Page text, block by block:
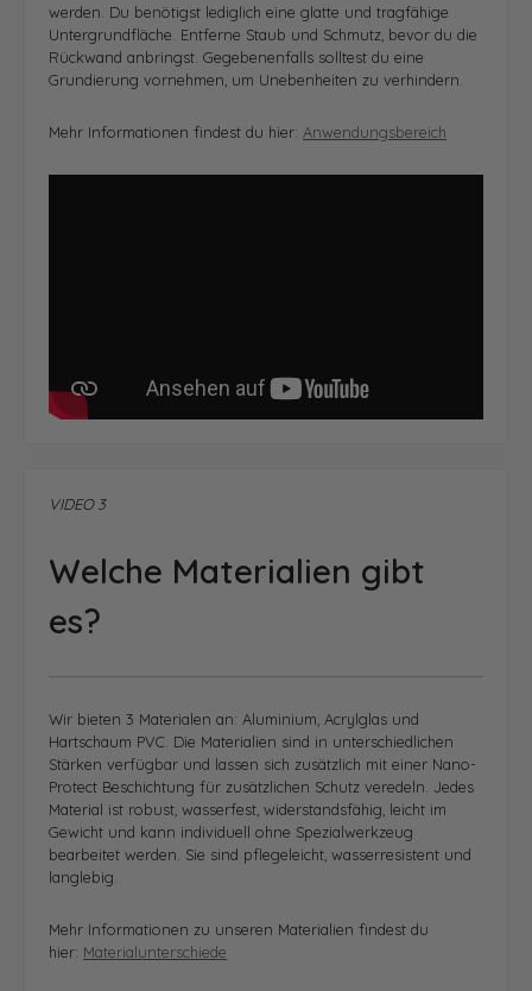
werden. Du benötigst lediglich eine glatte und tragfähige
Untergrundfläche. Entferne Staub und Schmutz, bevor du die
Rückwand anbringst. Gegebenenfalls solltest du eine
Grundierung vornehmen, um Unebenheiten zu verhindern.
Mehr Informationen findest du hier: Anwendungsbereich
VIDEO 3
Welche Materialien gibt
es?
Wir bieten 3 Materialen an: Aluminium, Acrylglas und
Hartschaum PVC. Die Materialien sind in unterschiedlichen
Stärken verfügbar und lassen sich zusätzlich mit einer Nano-
Protect Beschichtung für zusätzlichen Schutz veredeln. Jedes
Material ist robust, wasserfest, widerstandsfähig, leicht im
Gewicht und kann individuell ohne Spezialwerkzeug
bearbeitet werden. Sie sind pflegeleicht, wasserresistent und
langlebig.
Mehr Informationen zu unseren Materialien findest du
hier: Materialunterschiede